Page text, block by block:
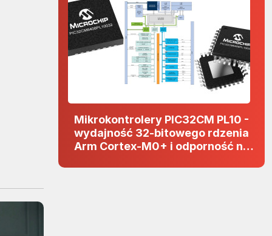
Mikrokontrolery PIC32CM PL10 -
wydajność 32-bitowego rdzenia
Arm Cortex-M0+ i odporność na